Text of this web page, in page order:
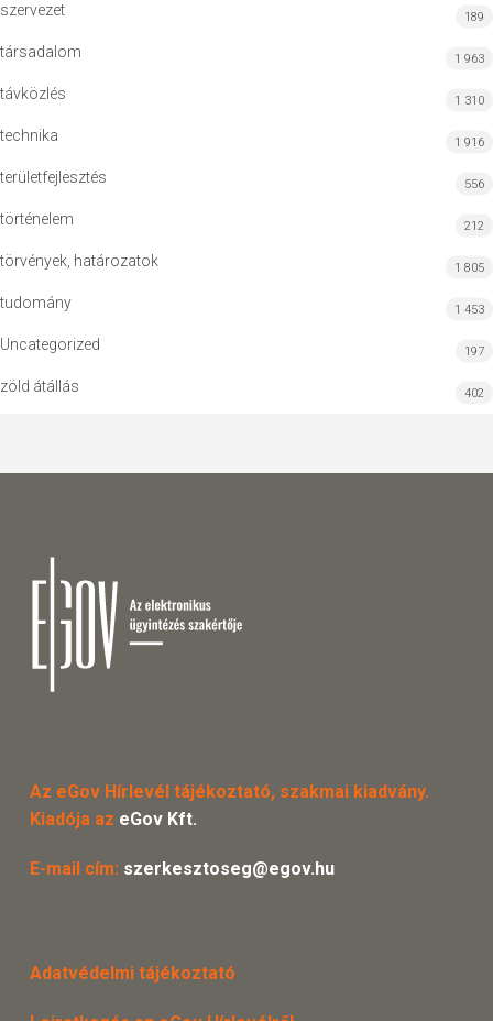
szervezet 189
társadalom 1 963
távközlés 1 310
technika 1 916
területfejlesztés 556
történelem 212
törvények, határozatok 1 805
tudomány 1 453
Uncategorized 197
zöld átállás 402
Az eGov Hírlevél tájékoztató, szakmai kiadvány.
Kiadója az eGov Kft.
E-mail cím: szerkesztoseg@egov.hu
Adatvédelmi tájékoztató